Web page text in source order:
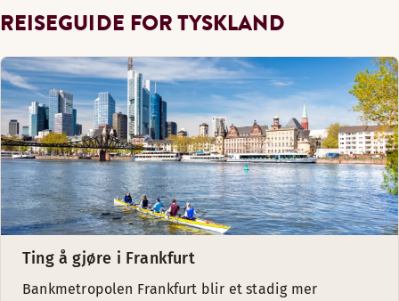
REISEGUIDE FOR TYSKLAND
Ting å gjøre i Frankfurt
Bankmetropolen Frankfurt blir et stadig mer